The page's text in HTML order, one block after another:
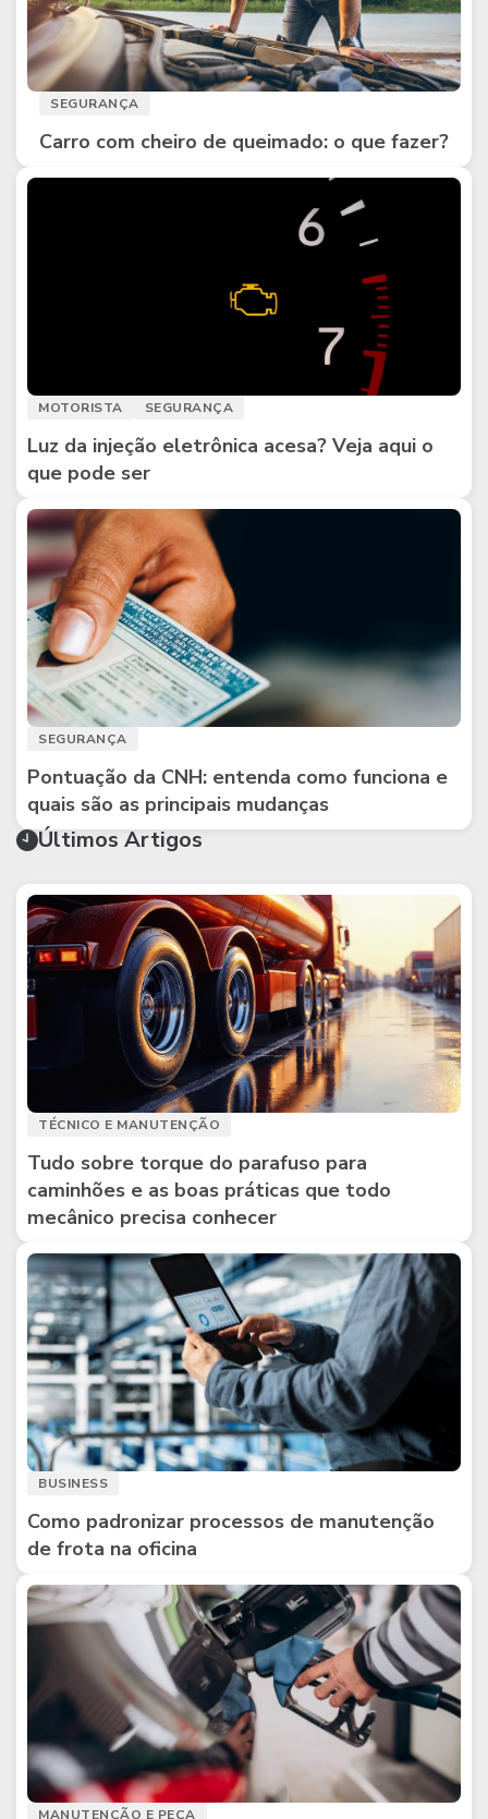
SEGURANÇA
Carro com cheiro de queimado: o que fazer?
MOTORISTA SEGURANÇA
Luz da injeção eletrônica acesa? Veja aqui o
que pode ser
SEGURANÇA
Pontuação da CNH: entenda como funciona e
quais são as principais mudanças
Últimos Artigos
TÉCNICO E MANUTENÇÃO
Tudo sobre torque do parafuso para
caminhões e as boas práticas que todo
mecânico precisa conhecer
BUSINESS
Como padronizar processos de manutenção
de frota na oficina
MANUTENÇÃO E PEÇA